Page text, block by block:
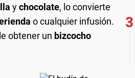
ychocolate, lo convierte
o cualquier infusión.
obtener un bizcocho